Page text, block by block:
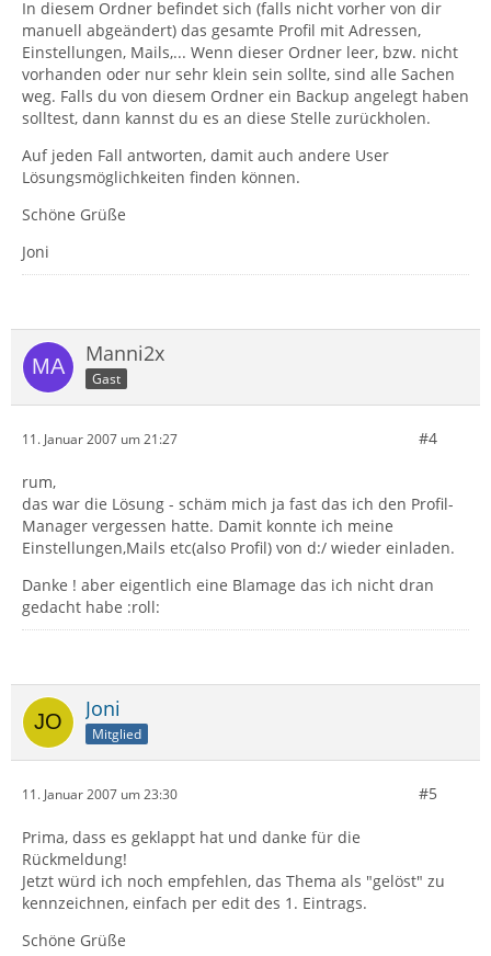
In diesem Ordner befindet sich (falls nicht vorher von dir
manuell abgeändert) das gesamte Profil mit Adressen,
Einstellungen, Mails,... Wenn dieser Ordner leer, bzw. nicht
vorhanden oder nur sehr klein sein sollte, sind alle Sachen
weg. Falls du von diesem Ordner ein Backup angelegt haben
solltest, dann kannst du es an diese Stelle zurückholen.
Auf jeden Fall antworten, damit auch andere User
Lösungsmöglichkeiten finden können.
Schöne Grüße
Joni
Manni2x
Gast
11. Januar 2007 um 21:27 #4
rum,
das war die Lösung - schäm mich ja fast das ich den Profil-
Manager vergessen hatte. Damit konnte ich meine
Einstellungen,Mails etc(also Profil) von d:/ wieder einladen.
Danke ! aber eigentlich eine Blamage das ich nicht dran
gedacht habe :roll:
Joni
Mitglied
11. Januar 2007 um 23:30 #5
Prima, dass es geklappt hat und danke für die
Rückmeldung!
Jetzt würd ich noch empfehlen, das Thema als "gelöst" zu
kennzeichnen, einfach per edit des 1. Eintrags.
Schöne Grüße